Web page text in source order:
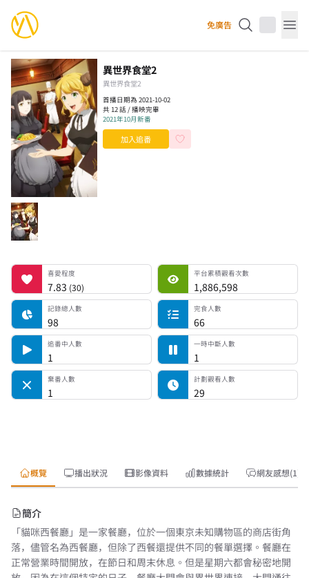
YourAnimes 你的動畫 免廣告
異世界食堂2
異世界食堂2
首播日期為 2021-10-02
共 12 話 / 播映完畢
2021年10月新番
加入追番
喜愛程度喜愛程度
7.83 (30)
平台累積觀看次數 平台累積觀看次數
1,886,598
記錄總人數
記錄總人數
98
完食人數
完食人數
66
追番中人數
追番中人數
1
一時中斷人數
一時中斷人數
1
棄番人數
棄番人數
1
計劃觀看人數
計劃觀看人數
29
概覽 播出狀況 影像資料 數據統計 網友感想(1)
簡介
「貓咪西餐廳」是一家餐廳，位於一個東京未知購物區的商店街角
落，儘管名為西餐廳，但除了西餐還提供不同的餐單選擇。餐廳在
正常營業時間開放，在節日和周末休息。但是星期六都會秘密地開